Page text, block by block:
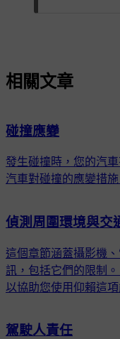
相關文章
碰撞應變
發生碰撞時，您的汽
汽車對碰撞的應變措
偵測周圍環境與交
這個章節涵蓋攝影機
訊，包括它們的限制
以協助您使用仰賴這項
駕駛人責任